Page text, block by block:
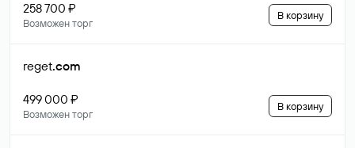
258 700 ₽
Возможен торг
В корзину
reget.com
499 000 ₽
Возможен торг
В корзину